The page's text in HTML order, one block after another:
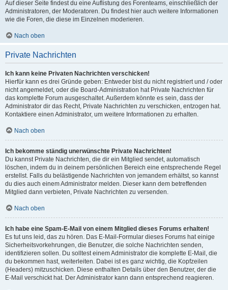
Auf dieser Seite findest du eine Auflistung des Forenteams, einschließlich der
Administratoren, der Moderatoren. Du findest hier auch weitere Informationen
wie die Foren, die diese im Einzelnen moderieren.
Nach oben
Private Nachrichten
Ich kann keine Privaten Nachrichten verschicken!
Hierfür kann es drei Gründe geben: Entweder bist du nicht registriert und / oder
nicht angemeldet, oder die Board-Administration hat Private Nachrichten für
das komplette Forum ausgeschaltet. Außerdem könnte es sein, dass der
Administrator dir das Recht, Private Nachrichten zu verschicken, entzogen hat.
Kontaktiere einen Administrator, um weitere Informationen zu erhalten.
Nach oben
Ich bekomme ständig unerwünschte Private Nachrichten!
Du kannst Private Nachrichten, die dir ein Mitglied sendet, automatisch
löschen, indem du in deinem persönlichen Bereich eine entsprechende Regel
erstellst. Falls du belästigende Nachrichten von jemandem erhältst, so kannst
du dies auch einem Administrator melden. Dieser kann dem betreffenden
Mitglied dann verbieten, Private Nachrichten zu versenden.
Nach oben
Ich habe eine Spam-E-Mail von einem Mitglied dieses Forums erhalten!
Es tut uns leid, das zu hören. Das E-Mail-Formular dieses Forums hat einige
Sicherheitsvorkehrungen, die Benutzer, die solche Nachrichten senden,
identifizieren sollen. Du solltest einem Administrator die komplette E-Mail, die
du bekommen hast, weiterleiten. Dabei ist es ganz wichtig, die Kopfzeilen
(Headers) mitzuschicken. Diese enthalten Details über den Benutzer, der die
E-Mail verschickt hat. Der Administrator kann dann entsprechend reagieren.